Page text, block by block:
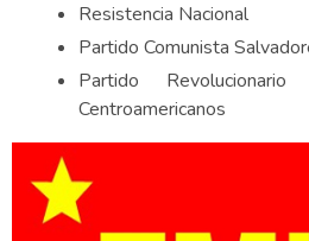
Resistencia Nacional
Partido Comunista
Partido
Centroamericanos